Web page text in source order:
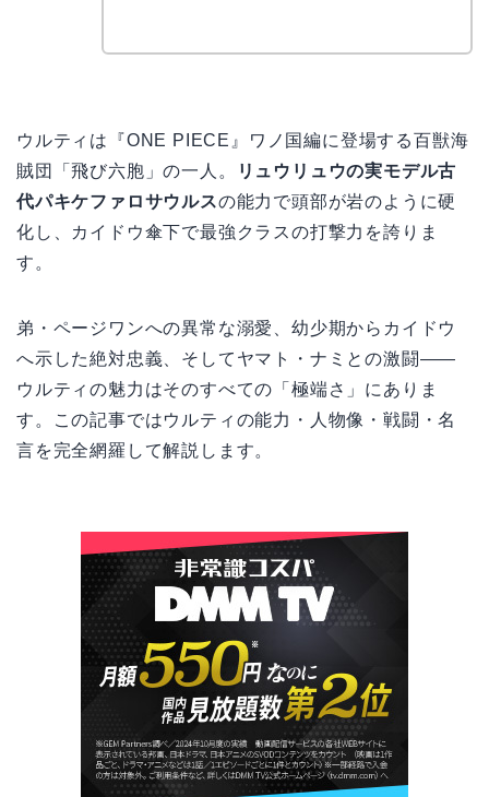
ウルティは『ONE PIECE』ワノ国編に登場する百獣海
賊団「飛び六胞」の一人。
リュウリュウの実モデル古
代パキケファロサウルスの能力で頭部が岩のように硬
化し、カイドウ傘下で最強クラスの打撃力を誇りま
す。
弟・ページワンへの異常な溺愛、幼少期からカイドウ
へ示した絶対忠義、そしてヤマト・ナミとの激闘——
ウルティの魅力はそのすべての「極端さ」にありま
す。この記事ではウルティの能力・人物像・戦闘・名
言を完全網羅して解説します。